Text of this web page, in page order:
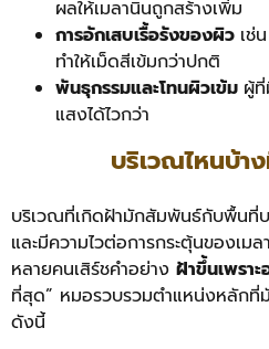
ผลให้เมลานินถูกสร้างเพิ่ม
การอักเสบเรื้อรังของผิว เช่
ทำให้เม็ดสีเข้มกว่าปกติ
พันธุกรรมและโทนผิวเข้ม ผู้
แสงได้ไวกว่า
บริเวณไหนบ้า
บริเวณที่เกิดฝ้ามักสัมพันธ์กับพื้นที่
และมีความไวต่อการกระตุ้นของเม
หลายคนเสิร์ชคำอย่าง ฝ้าขึ้นเพราะ
ที่สุด” หมอรวบรวมตำแหน่งหลักที่มั
ดังนี้